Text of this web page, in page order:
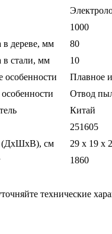
1000
в дереве, мм
80
в стали, мм
10
Плавное
Отвод
Китай
251605
(ДхШхВ), см
29 x 19 x
1860
технические